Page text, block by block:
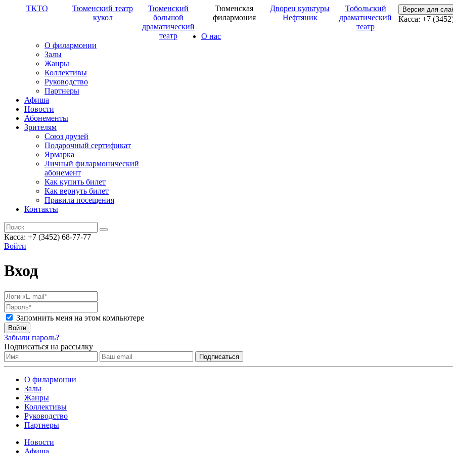
ТКТО
Тюменский театр
кукол
Тюменский
большой
драматический
театр
Тюменская
филармония
Дворец культуры
Нефтяник
Тобольский
драматический
театр
Версия для
Касса: +7
О нас
О филармонии
Залы
Жанры
Коллективы
Руководство
Партнеры
Афиша
Новости
Абонементы
Зрителям
Союз друзей
Подарочный сертификат
Ярмарка
Личный филармонический
абонемент
Как купить билет
Как вернуть билет
Правила посещения
Контакты
Касса: +7 (3452) 68-77-77
Войти
Вход
Запомнить меня на этом компьютере
Войти
Забыли пароль?
Подписаться на рассылку
О филармонии
Залы
Жанры
Коллективы
Руководство
Партнеры
Новости
Афиша